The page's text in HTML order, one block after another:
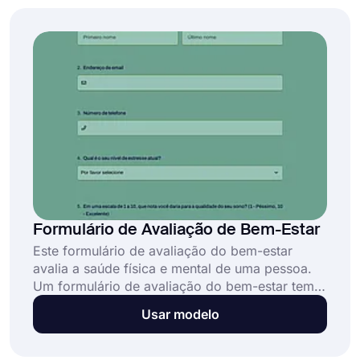
Formulário de Avaliação de Bem-Estar
Este formulário de avaliação do bem-estar
avalia a saúde física e mental de uma pessoa.
Um formulário de avaliação do bem-estar tem
como objetivo ajudar os profissionais a
determinar a saúde geral de uma pessoa. Você
Usar modelo